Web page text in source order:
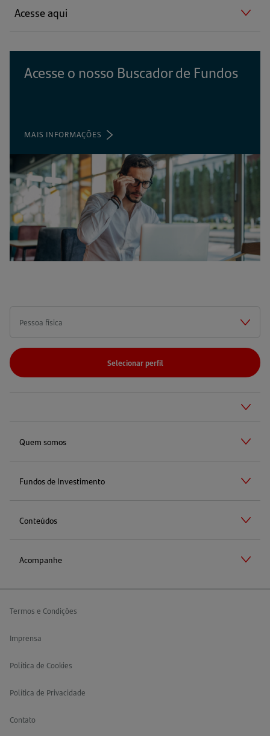
Acesse aqui
Acesse o nosso Buscador de Fundos
MAIS INFORMAÇÕES (ABRE
UMA
NOVA
ABA)
Selecionar perfil
Quem somos
Fundos de Investimento
Conteúdos
Acompanhe
Termos e Condições
Imprensa
Política de Cookies
Política de Privacidade
Contato